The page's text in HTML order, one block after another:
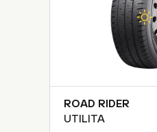
ROAD RIDER
UTILITA